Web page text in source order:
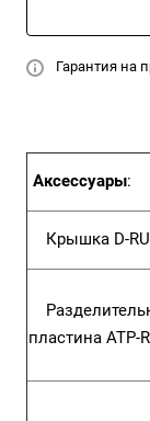
Гарантия на
Аксессуары:
Крышка D-
пластина ATP-